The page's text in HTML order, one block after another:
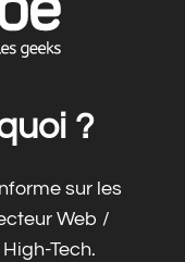
?
sur les
Web /
Tech.